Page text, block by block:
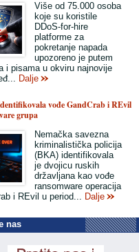
Više od 75.000 osoba
koje su koristile
DDoS-for-hire
platforme za
pokretanje napada
upozoreno je putem
i pisama u okviru najnovije
Dalje
vođe GandCrab i REvil
grupa
Nemačka savezna
kriminalistička policija
(BKA) identifikovala
je dvojicu ruskih
državljana kao vođe
ransomware operacija
i REvil u period... Dalje
nas